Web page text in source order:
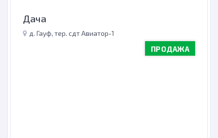
Дача
д. Гауф, тер. сдт Авиатор-1
ПРОДАЖА